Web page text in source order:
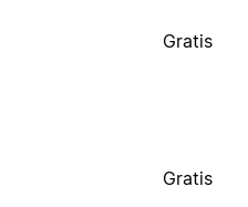
Gratis
Gratis